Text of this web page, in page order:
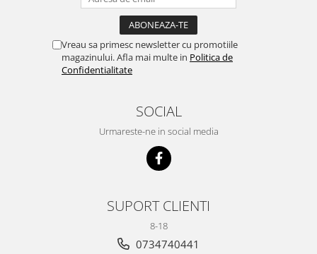
Vreau sa primesc newsletter cu promotiile
magazinului. Afla mai multe in Politica de
Confidentialitate
SOCIAL
Urmareste-ne in social media
SUPORT CLIENTI
8-18
0734740441